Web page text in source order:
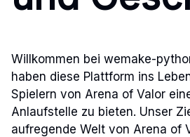
Willkommen bei wemake-
haben diese Plattform ins
Spielern von Arena of Valor
Anlaufstelle zu bieten. Unser
aufregende Welt von Arena of